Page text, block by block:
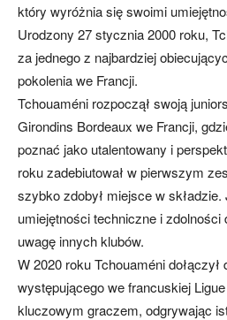
który wyróżnia się swoimi
Urodzony 27 stycznia 2000 roku,
za jednego z najbardziej
pokolenia we Francji.
Tchouaméni rozpoczął swoją
Girondins Bordeaux we Francji,
poznać jako utalentowany i
roku zadebiutował w pierwszym
szybko zdobył miejsce w
umiejętności techniczne i zdolności
uwagę innych klubów.
W 2020 roku Tchouaméni
występującego we francuskiej
kluczowym graczem, odgrywając